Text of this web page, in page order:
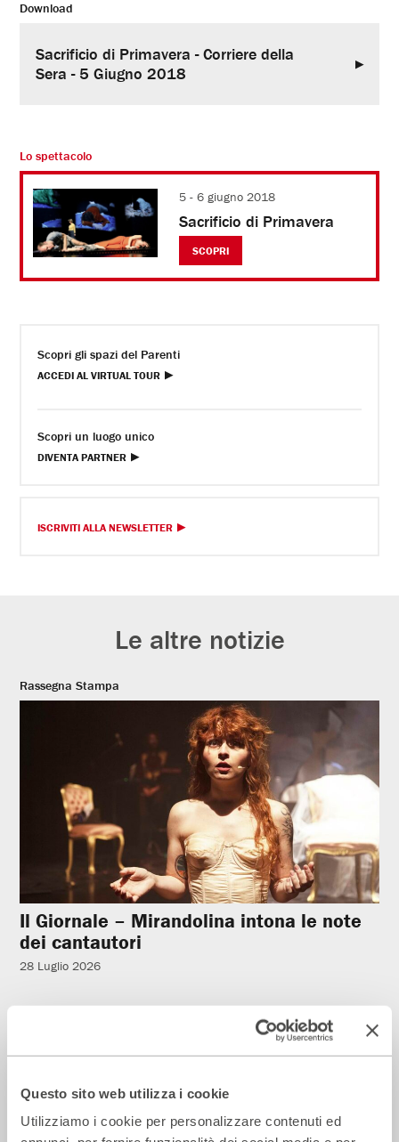
Questo sito web utilizza i cookie
Utilizziamo i cookie per personalizzare contenuti ed
Download
Sacrificio di Primavera - Corriere della
Sera - 5 Giugno 2018
Lo spettacolo
5 - 6 giugno 2018
Sacrificio di Primavera
SCOPRI
Scopri gli spazi del Parenti
ACCEDI AL VIRTUAL TOUR
Scopri un luogo unico
DIVENTA PARTNER
ISCRIVITI ALLA NEWSLETTER
Le altre notizie
Rassegna Stampa
Il Giornale – Mirandolina intona le note
dei cantautori
28 Luglio 2026